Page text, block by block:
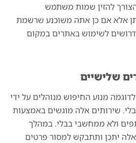
להזין שמות משתמש
אלא אם כן אתה משוכנע שרשמת
לשימוש באתרים במקום
שלישיים
מנוע החיפוש מנוהלים על ידי
שירותים אלה מוגשים באמצעות
ולא ממחשבי בבלי. במהלך
יתכן ותתבקש למסור פרטים